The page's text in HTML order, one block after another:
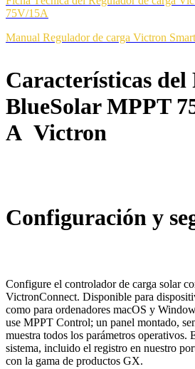
75V/15A
Manual Regulador de carga Victron
Características del
BlueSolar MPPT
A Victron
Configuración y
Configure el controlador de carga solar
VictronConnect. Disponible para
como para ordenadores macOS y
use MPPT Control; un panel montado,
muestra todos los parámetros operativos.
sistema, incluido el registro en nuestro
con la gama de productos GX.